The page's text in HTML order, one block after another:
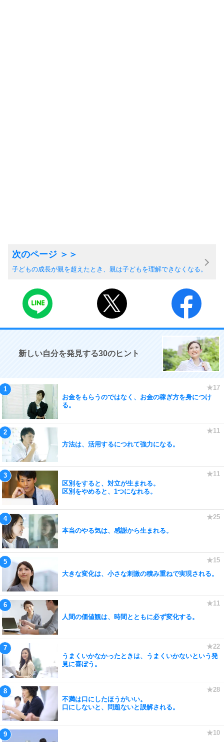
子どもの成長が親を超えたとき、親は子どもを理解できなくなる。
新しい自分を発見する30のヒント
お金をもらうのではなく、お金の稼ぎ方を身につけ
る。
方法は、活用するにつれて強力になる。
区別をすると、対立が生まれる。
区別をやめると、1つになれる。
本当のやる気は、感謝から生まれる。
大きな変化は、小さな刺激の積み重ねで実現される。
人間の価値観は、時間とともに必ず変化する。
うまくいかなかったときは、うまくいかないという発
見に喜ぼう。
不満は口にしたほうがいい。
口にしないと、問題ないと誤解される。